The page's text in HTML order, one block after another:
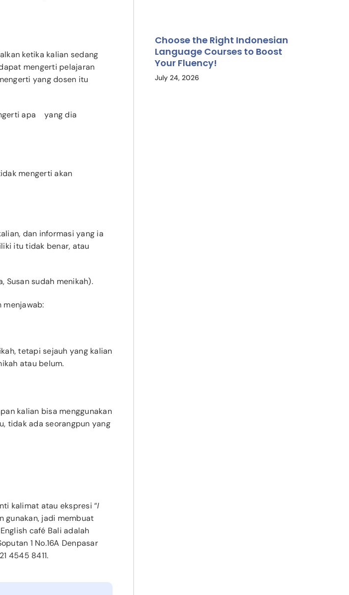
ketika kalian sedang
mengerti pelajaran
yang dosen itu
apa yang dia
mengerti akan
dan informasi yang ia
itu tidak benar, atau
Susan sudah menikah).
menjawab:
tetapi sejauh yang kalian
atau belum.
kalian bisa menggunakan
tidak ada seorangpun yang
kalimat atau ekspresi “I
gunakan, jadi membuat
café Bali adalah
1 No.16A Denpasar
4545 8411.
Choose the Right Indonesian
Language Courses to Boost
Your Fluency!
July 24, 2026